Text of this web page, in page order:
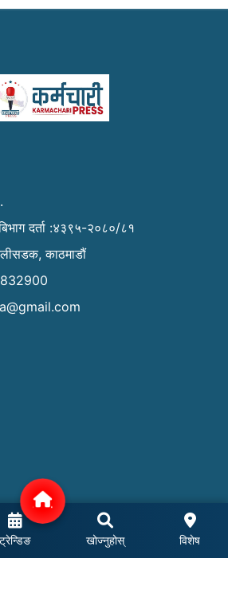
दर्ता :४३९५-२०८०/८१
काठमाडौं
ट्रेन्डिङ खोज्नुहोस् विशेष